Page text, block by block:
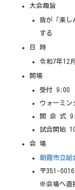
大会趣旨
皆が「楽し
する
日 時
令和7年12
開場
受付 9:00
ウォーミ
開 会 式
試合開始
会 場
朝霞市立総
〒351-
※会場へ直